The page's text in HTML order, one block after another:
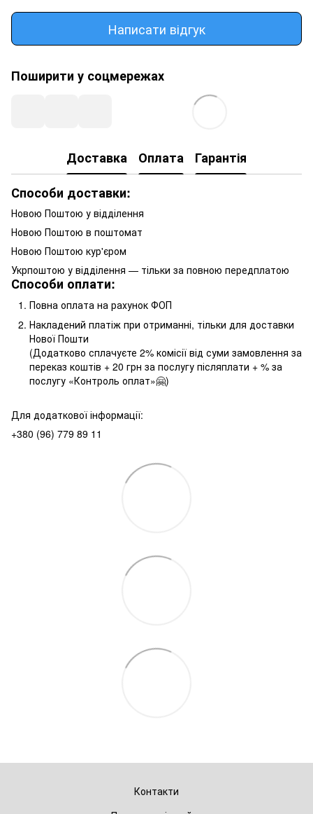
Написати відгук
Поширити у соцмережах
Доставка Оплата
Гарантія
Способи доставки:
Новою Поштою у відділення
Новою Поштою в поштомат
Новою Поштою кур'єром
Укрпоштою у відділення — тільки за повною передплатою
Способи оплати:
Повна оплата на рахунок ФОП
Накладений платіж при отриманні, тільки для доставки
Нової Пошти
(Додатково сплачуєте 2% комісії від суми замовлення за
переказ коштів + 20 грн за послугу післяплати + % за
послугу «Контроль оплат»🤗)
Для додаткової інформації:
+380 (96) 779 89 11
Контакти